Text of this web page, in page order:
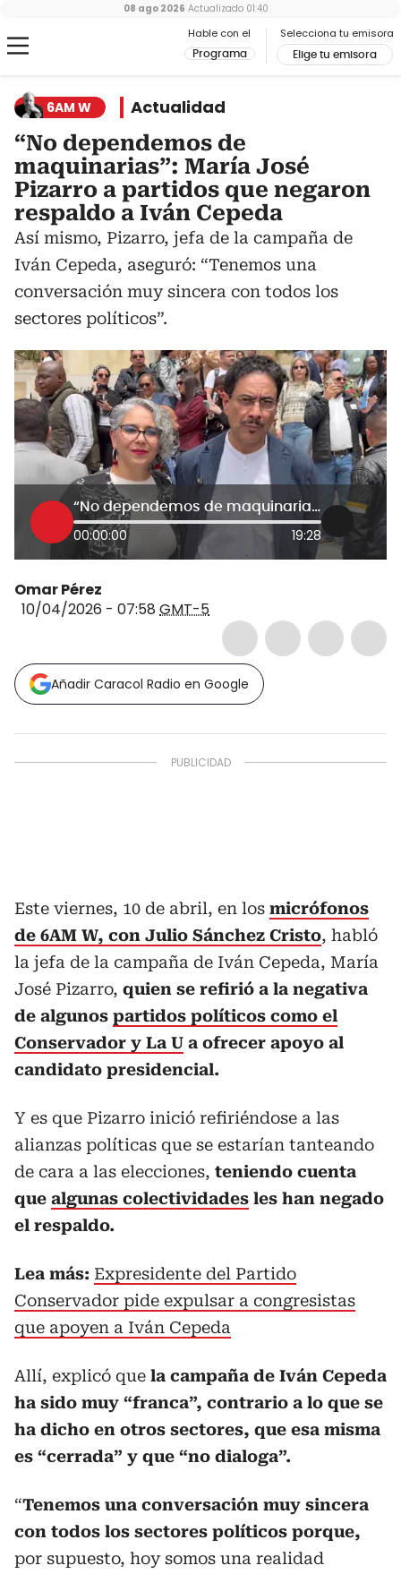
Hable con el
Programa
Selecciona tu emisora
Elige tu emisora
08 ago 2026 Actualizado 01:40
6AM W Actualidad
“No dependemos de
maquinarias”: María José
Pizarro a partidos que negaron
respaldo a Iván Cepeda
Así mismo, Pizarro, jefa de la campaña de
Iván Cepeda, aseguró: “Tenemos una
conversación muy sincera con todos los
sectores políticos”.
“No dependemos de maquinarias”: María José Pizarro a partidos que negaron respaldo a Iván Cepeda
00:00:00 19:28
Omar Pérez
10/04/2026 - 07:58 GMT-5
Añadir Caracol Radio en Google
Este viernes, 10 de abril, en los micrófonos
de 6AM W, con Julio Sánchez Cristo, habló
la jefa de la campaña de Iván Cepeda, María
José Pizarro, quien se refirió a la negativa
de algunos partidos políticos como el
Conservador y La U a ofrecer apoyo al
candidato presidencial.
Y es que Pizarro inició refiriéndose a las
alianzas políticas que se estarían tanteando
de cara a las elecciones, teniendo cuenta
que algunas colectividades les han negado
el respaldo.
Lea más: Expresidente del Partido
Conservador pide expulsar a congresistas
que apoyen a Iván Cepeda
Allí, explicó que la campaña de Iván Cepeda
ha sido muy “franca”, contrario a lo que se
ha dicho en otros sectores, que esa misma
es “cerrada” y que “no dialoga”.
“Tenemos una conversación muy sincera
con todos los sectores políticos porque,
por supuesto, hoy somos una realidad